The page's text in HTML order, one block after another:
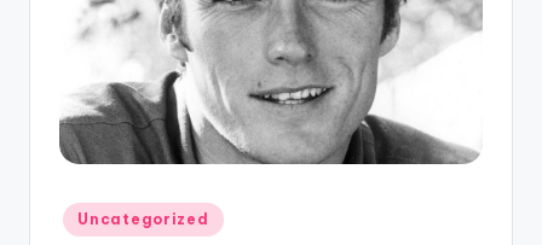
Αναρτήθηκε
σε
Uncategorized